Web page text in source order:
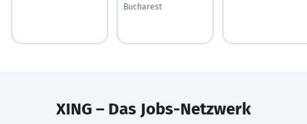
Bucharest
XING – Das Jobs-Netzwerk